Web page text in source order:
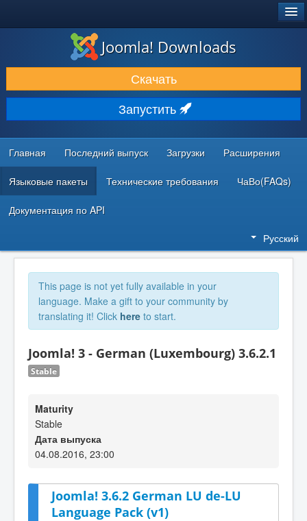
ЗАГРУЗКИ И РАСШИРЕНИЯ
ДОКУМЕНТАЦИЯ И ОБУЧЕНИЕ
СООБЩЕСТВО И ПОДДЕРЖКА
РЕСУРСЫ ДЛЯ РАЗРАБОТЧИКОВ
Joomla! Downloads
Скачать
Запустить
Главная Последний выпуск Загрузки Расширения
Языковые пакеты Технические требования ЧаВо(FAQs)
Документация по API
Русский
This page is not yet fully available in your
language. Make a gift to your community by
translating it! Click here to start.
Joomla! 3 - German (Luxembourg) 3.6.2.1
Stable
Maturity
Stable
Дата выпуска
04.08.2016, 23:00
Joomla! 3.6.2 German LU de-LU
Language Pack (v1)